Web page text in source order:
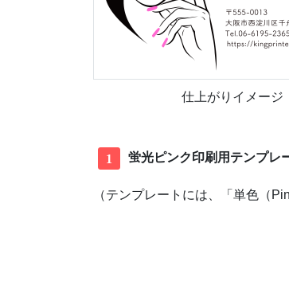
仕上がりイメージ
1 蛍光ピンク印刷用テンプレ
（テンプレートには、「単色（